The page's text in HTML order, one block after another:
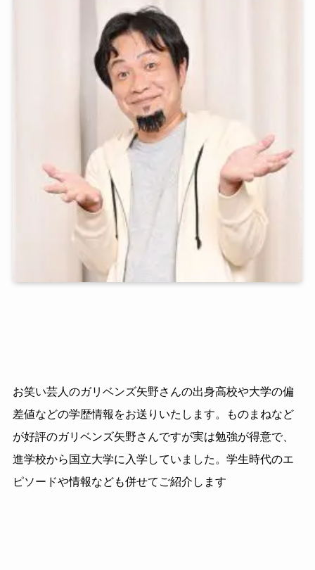
お笑い芸人のガリベンズ矢野さんの出身高校や大学の偏
差値などの学歴情報をお送りいたします。ものまねなど
が好評のガリベンズ矢野さんですが実は勉強が得意で、
進学校から国立大学に入学していました。学生時代のエ
ピソードや情報なども併せてご紹介します